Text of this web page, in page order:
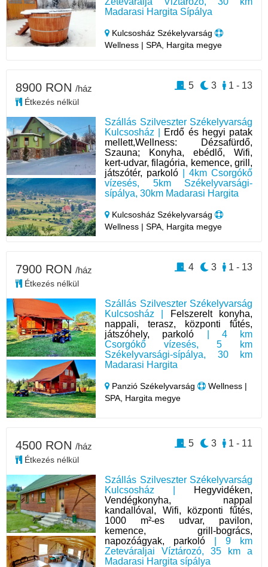
Madarasi Hargita Sípálya
Kulcsosház Székelyvarság
Wellness | SPA, Hargita megye
Szállás Szilveszter Székelyvarság
Kulcsosház | Erdő és hegyi patak
mellett,Wellness: Dézsafürdő,
Szauna; Konyha, ebédlő, Wifi,
kert-udvar, filagória, kemence, grill,
játszótér, parkoló | 4km Csorgókő
vízesés, 5km Székelyvarsági-
sípálya, 30km Madarasi Hargita
Kulcsosház Székelyvarság
Wellness | SPA, Hargita megye
8900 RON /ház
Étkezés nélkül
1 - 13
3
5
Szállás Szilveszter Székelyvarság
Kulcsosház |
Felszerelt konyha,
nappali, terasz, központi fűtés,
játszóhely, parkoló | 4 km
Csorgókő vízesés, 5 km
Székelyvarsági-sípálya, 30 km
Madarasi Hargita
Panzió Székelyvarság
Wellness |
SPA, Hargita megye
7900 RON /ház
Étkezés nélkül
1 - 13
3
4
Szállás Szilveszter Székelyvarság
Kulcsosház |
Hegyvidéken,
Vendégkonyha, nappal
kandallóval, Wifi, központi fűtés,
1000 m²-es udvar, pavilon,
kemence, grill-bogrács,
napozóágyak, parkoló | 9 km
Zeteváraljai Víztározó, 35 km a
Madarasi Hargita sípálya
4500 RON /ház
Étkezés nélkül
1 - 11
3
5